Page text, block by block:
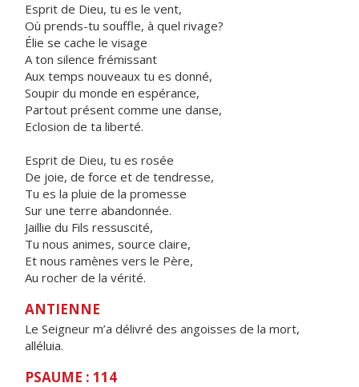
Esprit de Dieu, tu es le vent,
Où prends-tu souffle, à quel rivage?
Élie se cache le visage
A ton silence frémissant
Aux temps nouveaux tu es donné,
Soupir du monde en espérance,
Partout présent comme une danse,
Eclosion de ta liberté.
Esprit de Dieu, tu es rosée
De joie, de force et de tendresse,
Tu es la pluie de la promesse
Sur une terre abandonnée.
Jaillie du Fils ressuscité,
Tu nous animes, source claire,
Et nous ramènes vers le Père,
Au rocher de la vérité.
ANTIENNE
Le Seigneur m’a délivré des angoisses de la mort,
alléluia.
PSAUME : 114